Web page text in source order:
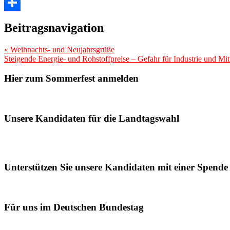
Threads
Beitragsnavigation
« Weihnachts- und Neujahrsgrüße
Steigende Energie- und Rohstoffpreise – Gefahr für Industrie und
Hier zum Sommerfest anmelden
Unsere Kandidaten für die Landtagswahl
Unterstützen Sie unsere Kandidaten mit einer Spende
Für uns im Deutschen Bundestag